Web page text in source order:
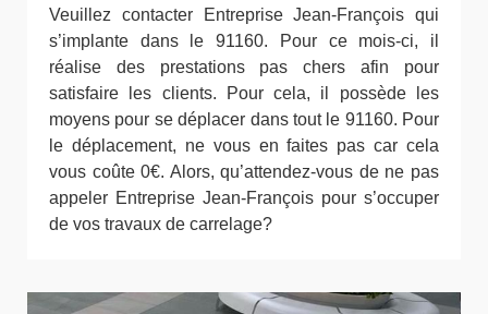
Veuillez contacter Entreprise Jean-François qui
s’implante dans le 91160. Pour ce mois-ci, il
réalise des prestations pas chers afin pour
satisfaire les clients. Pour cela, il possède les
moyens pour se déplacer dans tout le 91160. Pour
le déplacement, ne vous en faites pas car cela
vous coûte 0€. Alors, qu’attendez-vous de ne pas
appeler Entreprise Jean-François pour s’occuper
de vos travaux de carrelage?